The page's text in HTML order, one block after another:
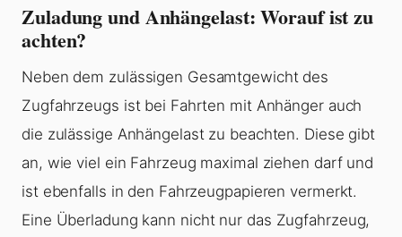
Zuladung und Anhängelast: Worauf ist zu
achten?
Neben dem zulässigen Gesamtgewicht des
Zugfahrzeugs ist bei Fahrten mit Anhänger auch
die zulässige Anhängelast zu beachten. Diese gibt
an, wie viel ein Fahrzeug maximal ziehen darf und
ist ebenfalls in den Fahrzeugpapieren vermerkt.
Eine Überladung kann nicht nur das Zugfahrzeug,